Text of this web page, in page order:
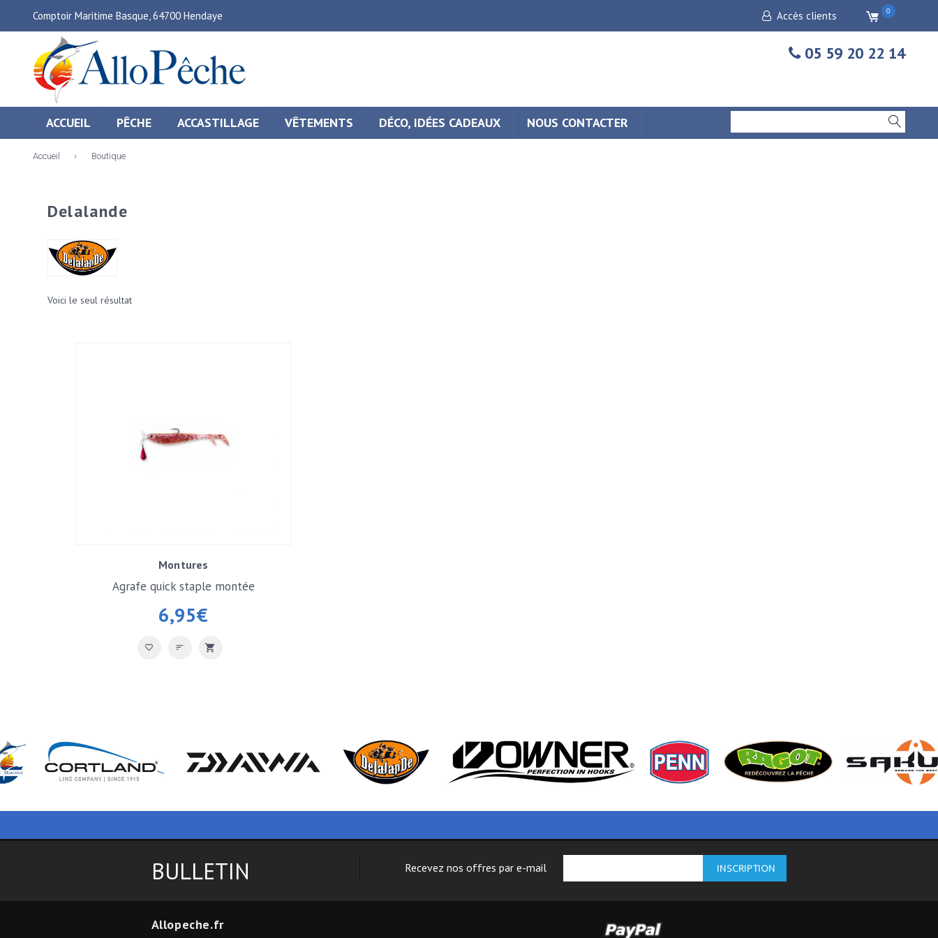
Comptoir Maritime Basque, 64700 Hendaye Accès clients 0
05 59 20 22 14
ACCUEIL PÊCHE ACCASTILLAGE VÊTEMENTS DÉCO, IDÉES CADEAUX NOUS CONTACTER
Accueil › Boutique
Delalande
Voici le seul résultat
Montures
6,95€
Agrafe quick staple montée
BULLETIN Recevez nos offres par e-mail
Allopeche.fr